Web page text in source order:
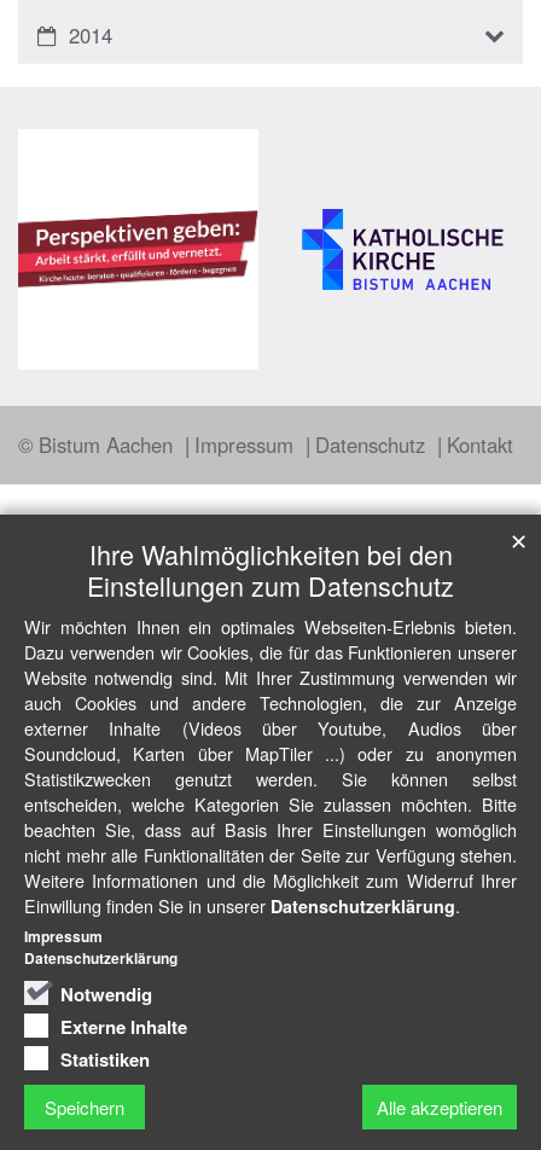
2014
© Bistum Aachen Impressum Datenschutz Kontakt
Ihre Wahlmöglichkeiten bei den
Einstellungen zum Datenschutz
Wir möchten Ihnen ein optimales Webseiten-Erlebnis bieten.
Dazu verwenden wir Cookies, die für das Funktionieren unserer
Website notwendig sind. Mit Ihrer Zustimmung verwenden wir
auch Cookies und andere Technologien, die zur Anzeige
externer Inhalte (Videos über Youtube, Audios über
Soundcloud, Karten über MapTiler ...) oder zu anonymen
Statistikzwecken genutzt werden. Sie können selbst
entscheiden, welche Kategorien Sie zulassen möchten. Bitte
beachten Sie, dass auf Basis Ihrer Einstellungen womöglich
nicht mehr alle Funktionalitäten der Seite zur Verfügung stehen.
Weitere Informationen und die Möglichkeit zum Widerruf Ihrer
Einwillung finden Sie in unserer Datenschutzerklärung.
Notwendig
Externe Inhalte
Statistiken
Speichern Alle akzeptieren
✕
Impressum
Datenschutzerklärung